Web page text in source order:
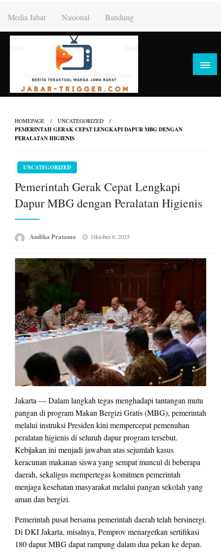
content
Media Jabar Nasional Bandung
HOMEPAGE UNCATEGORIZED
PEMERINTAH GERAK CEPAT LENGKAPI DAPUR MBG DENGAN
PERALATAN HIGIENIS
UNCATEGORIZED
Pemerintah Gerak Cepat Lengkapi
Dapur MBG dengan Peralatan Higienis
Andika Pratama
Posted
Oktober 8, 2025
Jakarta — Dalam langkah tegas menghadapi tantangan mutu
pangan di program Makan Bergizi Gratis (MBG), pemerintah
melalui instruksi Presiden kini mempercepat pemenuhan
peralatan higienis di seluruh dapur program tersebut.
Kebijakan ini menjadi jawaban atas sejumlah kasus
keracunan makanan siswa yang sempat muncul di beberapa
daerah, sekaligus mempertegas komitmen pemerintah
menjaga kesehatan masyarakat melalui pangan sekolah yang
aman dan bergizi.
Pemerintah pusat bersama pemerintah daerah telah bersinergi.
Di DKI Jakarta, misalnya, Pemprov menargetkan sertifikasi
180 dapur MBG dapat rampung dalam dua pekan ke depan.